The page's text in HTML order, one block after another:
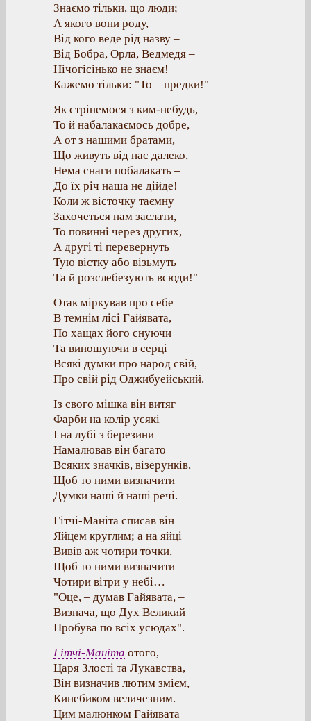
Знаємо тільки, що люди;
А якого вони роду,
Від кого веде рід назву –
Від Бобра, Орла, Ведмедя –
Нічогісінько не знаєм!
Кажемо тільки: "То – предки!"
Як стрінемося з ким-небудь,
То й набалакаємось добре,
А от з нашими братами,
Що живуть від нас далеко,
Нема снаги побалакать –
До їх річ наша не дійде!
Коли ж вісточку таємну
Захочеться нам заслати,
То повинні через других,
А другі ті перевернуть
Тую вістку або візьмуть
Та й розслебезують всюди!"
Отак міркував про себе
В темнім лісі Гайявата,
По хащах його снуючи
Та виношуючи в серці
Всякі думки про народ свій,
Про свій рід Оджибуейський.
Із свого мішка він витяг
Фарби на колір усякі
І на лубі з березини
Намалював він багато
Всяких значків, візерунків,
Щоб то ними визначити
Думки наші й наші речі.
Гітчі-Маніта списав він
Яйцем круглим; а на яйці
Вивів аж чотири точки,
Щоб то ними визначити
Чотири вітри у небі…
"Оце, – думав Гайявата, –
Визнача, що Дух Великий
Пробува по всіх усюдах".
Гітчі-Маніта отого,
Царя Злості та Лукавства,
Він визначив лютим змієм,
Кинебиком величезним.
Цим малюнком Гайявата